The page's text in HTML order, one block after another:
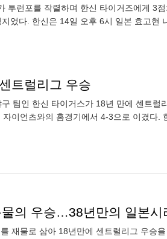
투런포를 작렬하며 한신 타이거즈에게 3
었다. 한신은 14일 오후 6시 일본 효고현
트럴리그 우승
타이거스가 18년 만에 센트럴리그를 제패했다. 한
이언츠와의 홈경기에서 4-3으로 이겼다.
의 우승…38년만의 일본시
재물로 삼아 18년만에 센트럴리그 우승